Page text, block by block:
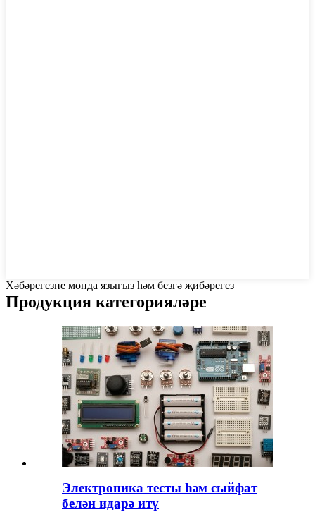
Хәбәрегезне монда языгыз һәм безгә җибәрегез
Продукция категорияләре
Электроника тесты һәм сыйфат
белән идарә итү